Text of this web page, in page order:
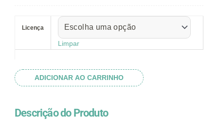
através
R$ 32.82
Licença
Limpar
ADICIONAR AO CARRINHO
Descrição do Produto